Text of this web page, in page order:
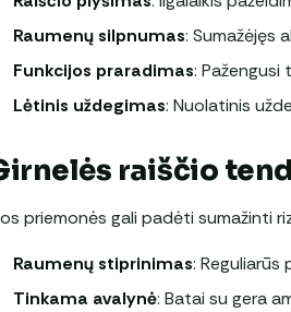
Raumenų silpnumas: Sumažėjęs
Funkcijos praradimas: Pažengusi
Lėtinis uždegimas: Nuolatinis
raiščio
priemonės gali padėti sumažinti
Raumenų stiprinimas: Reguliarūs
Tinkama avalynė: Batai su gera